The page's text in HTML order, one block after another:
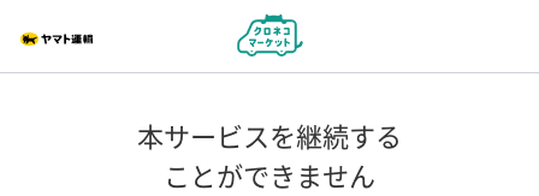
本サービスを継続する
ことができません